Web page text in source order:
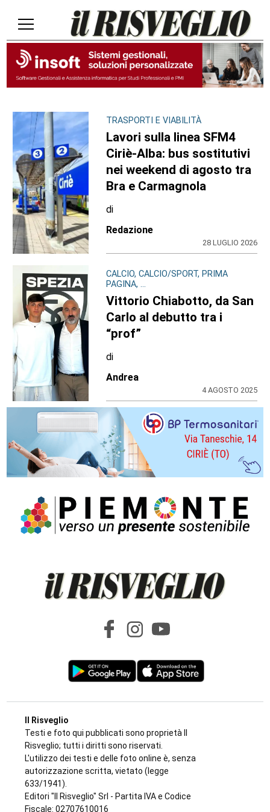
TRASPORTI E VIABILITÀ
Lavori sulla linea SFM4
Ciriè-Alba: bus sostitutivi
nei weekend di agosto tra
Bra e Carmagnola
di
Redazione
28 LUGLIO 2026
CALCIO, CALCIO/SPORT, PRIMA
PAGINA, ...
Vittorio Chiabotto, da San
Carlo al debutto tra i
“prof”
di
Andrea
4 AGOSTO 2025
Il Risveglio
Testi e foto qui pubblicati sono proprietà Il
Risveglio; tutti i diritti sono riservati.
L'utilizzo dei testi e delle foto online è, senza
autorizzazione scritta, vietato (legge
633/1941).
Editori "Il Risveglio" Srl - Partita IVA e Codice
Fiscale: 02707610016